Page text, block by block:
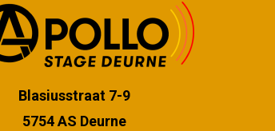
Blasiusstraat 7-9
5754 AS Deurne